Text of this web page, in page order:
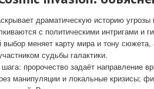
драматическую историю угрозы
с политическими интригами и
меняет карту мира и тону сюжета,
судьбы галактики.
пророчество задаёт направление
манипуляции и локальные кризисы;